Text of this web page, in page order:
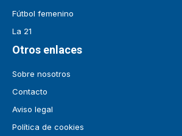
Fútbol femenino
La 21
Otros enlaces
Sobre nosotros
Contacto
Aviso legal
Política de cookies